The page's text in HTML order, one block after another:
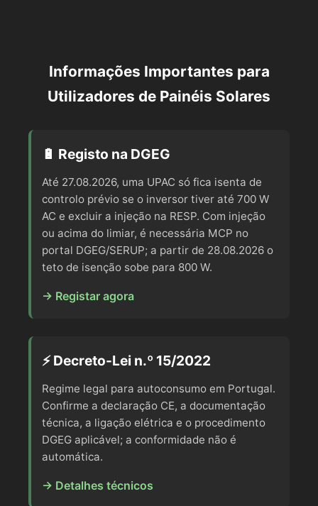
Informações Importantes para
Utilizadores de Painéis Solares
🔋 Registo na DGEG
Até 27.08.2026, uma UPAC só fica isenta de
controlo prévio se o inversor tiver até 700 W
AC e excluir a injeção na RESP. Com injeção
ou acima do limiar, é necessária MCP no
portal DGEG/SERUP; a partir de 28.08.2026 o
teto de isenção sobe para 800 W.
→ Registar agora
⚡ Decreto-Lei n.º 15/2022
Regime legal para autoconsumo em Portugal.
Confirme a declaração CE, a documentação
técnica, a ligação elétrica e o procedimento
DGEG aplicável; a conformidade não é
automática.
→ Detalhes técnicos